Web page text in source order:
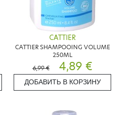
CATTIER
CATTIER SHAMPOOING VOLUME
250ML
6,99 €
4,89 €
ДОБАВИТЬ В КОРЗИНУ